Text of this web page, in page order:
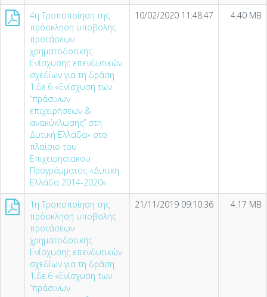
4η Τροποποίηση της
πρόσκληση υποβολής
προτάσεων
χρηματοδοτικής
Ενίσχυσης επενδυτικών
σχεδίων για τη δράση
1.δε.6 «Ενίσχυση των
“πράσινων
επιχειρήσεων &
ανακύκλωσης” στη
Δυτική Ελλάδα» στο
πλαίσιο του
Επιχειρησιακού
Προγράμματος «Δυτική
Ελλάδα 2014-2020»
10/02/2020 11:48:47 4.40 MB
1η Τροποποίηση της
πρόσκληση υποβολής
προτάσεων
χρηματοδοτικής
Ενίσχυσης επενδυτικών
σχεδίων για τη δράση
1.δε.6 «Ενίσχυση των
“πράσινων
21/11/2019 09:10:36 4.17 MB